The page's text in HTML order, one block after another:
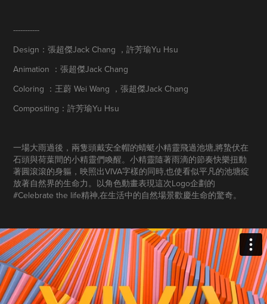
-----------
Design：張超傑Jack Chang ，許芳瑜Yu Hsu
Animation ：張超傑Jack Chang
Coloring ：王蔚 Wei Wang ，張超傑Jack Chang
Compositing：許芳瑜Yu Hsu
一場大雨過後，兩隻頭戴安全帽的蜻蜓小精靈飛過池塘,將蟄伏在
石頭與荷葉間的小精靈們喚醒。小精靈隨著雨滴的節奏快樂扭動
著圓滾滾的身軀，映照出VIVA字樣的同時,也使看似平凡的池塘綻
放著自然界的生命力。以角色動畫表現這次Logo企劃的
#Celebrate the life精神,在生活中的自然場景歡慶生命的驚奇。